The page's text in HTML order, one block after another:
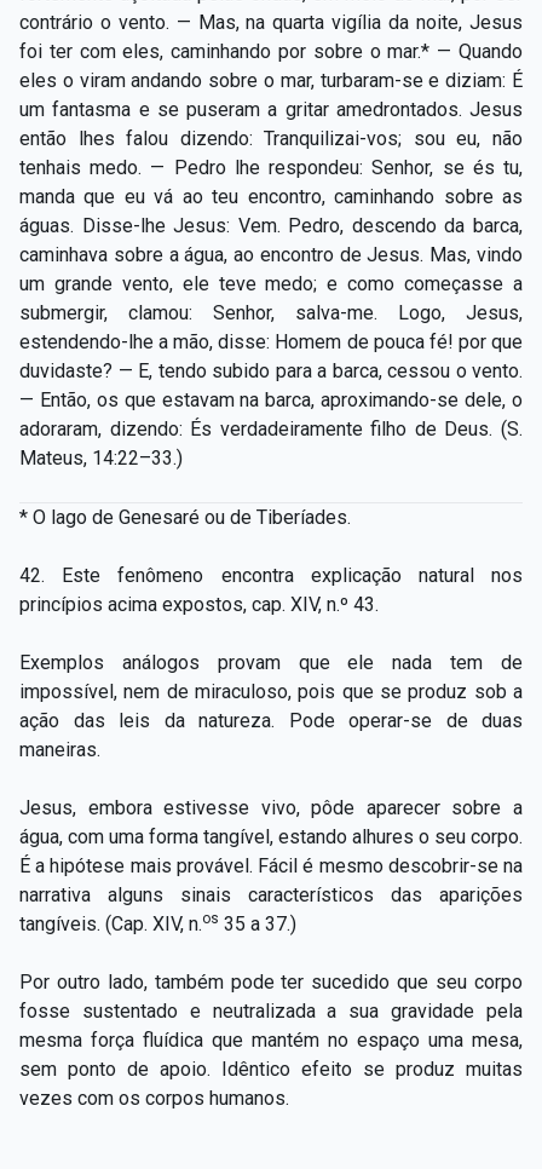
contrário o vento. — Mas, na quarta vigília da noite, Jesus
foi ter com eles, caminhando por sobre o mar.* — Quando
eles o viram andando sobre o mar, turbaram-se e diziam: É
um fantasma e se puseram a gritar amedrontados. Jesus
então lhes falou dizendo: Tranquilizai-vos; sou eu, não
tenhais medo. — Pedro lhe respondeu: Senhor, se és tu,
manda que eu vá ao teu encontro, caminhando sobre as
águas. Disse-lhe Jesus: Vem. Pedro, descendo da barca,
caminhava sobre a água, ao encontro de Jesus. Mas, vindo
um grande vento, ele teve medo; e como começasse a
submergir, clamou: Senhor, salva-me. Logo, Jesus,
estendendo-lhe a mão, disse: Homem de pouca fé! por que
duvidaste? — E, tendo subido para a barca, cessou o vento.
— Então, os que estavam na barca, aproximando-se dele, o
adoraram, dizendo: És verdadeiramente filho de Deus. (S.
Mateus, 14:22–33.)
* O lago de Genesaré ou de Tiberíades.
42. Este fenômeno encontra explicação natural nos
princípios acima expostos, cap. XIV, n.º 43.
Exemplos análogos provam que ele nada tem de
impossível, nem de miraculoso, pois que se produz sob a
ação das leis da natureza. Pode operar-se de duas
maneiras.
Jesus, embora estivesse vivo, pôde aparecer sobre a
água, com uma forma tangível, estando alhures o seu corpo.
É a hipótese mais provável. Fácil é mesmo descobrir-se na
narrativa alguns sinais característicos das aparições
tangíveis. (Cap. XIV, n.os 35 a 37.)
Por outro lado, também pode ter sucedido que seu corpo
fosse sustentado e neutralizada a sua gravidade pela
mesma força fluídica que mantém no espaço uma mesa,
sem ponto de apoio. Idêntico efeito se produz muitas
vezes com os corpos humanos.